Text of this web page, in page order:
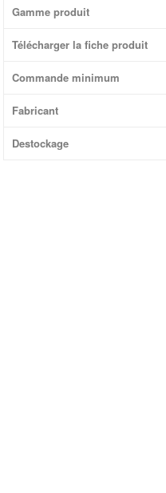
Gamme produit
Télécharger la fiche produit
Commande minimum
Fabricant
Destockage